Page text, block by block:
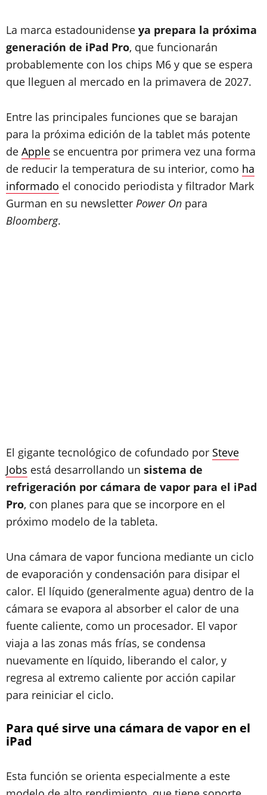
La marca estadounidense ya prepara la próxima
generación de iPad Pro, que funcionarán
probablemente con los chips M6 y que se espera
que lleguen al mercado en la primavera de 2027.
Entre las principales funciones que se barajan
para la próxima edición de la tablet más potente
de Apple se encuentra por primera vez una forma
de reducir la temperatura de su interior, como ha
informado el conocido periodista y filtrador Mark
Gurman en su newsletter Power On para
Bloomberg.
El gigante tecnológico de cofundado por Steve
Jobs está desarrollando un sistema de
refrigeración por cámara de vapor para el iPad
Pro, con planes para que se incorpore en el
próximo modelo de la tableta.
Una cámara de vapor funciona mediante un ciclo
de evaporación y condensación para disipar el
calor. El líquido (generalmente agua) dentro de la
cámara se evapora al absorber el calor de una
fuente caliente, como un procesador. El vapor
viaja a las zonas más frías, se condensa
nuevamente en líquido, liberando el calor, y
regresa al extremo caliente por acción capilar
para reiniciar el ciclo.
Para qué sirve una cámara de vapor en el
iPad
Esta función se orienta especialmente a este